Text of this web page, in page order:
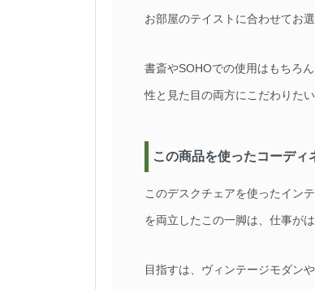
お部屋のテイストに合わせてお
書斎やSOHOでの使用はもちろ
性と見た目の両方にこだわりた
この商品を使ったコーディ
このデスクチェアを使ったイン
を両立したこの一脚は、仕事が
目指すは、ヴィンテージモダン